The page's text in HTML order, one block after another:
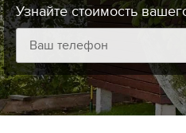
Узнайте стоимость